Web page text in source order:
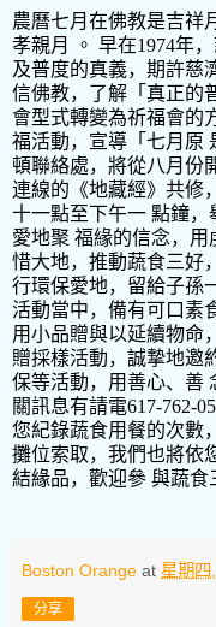
農曆七⽉ 在佛教是吉祥
孝親⽉ 。 早在1974年
及普度的真義，期許慈
信佛教，了解「真正的
會型式轉變為祈福會的
福活動，宣導「七⽉ 原
頓聯絡處，將從⼋⽉ 份
連線的《地藏經》共修
⼗⼀點⾄下午⼀ 點鐘，
愛地聚 福緣的信念， ⽤
惜⼤地，推動蔬⻝三好
⾏環保愛地，留給⼦孫
活動當中，備有可⼝素
⽤⼩品贈與以延續物命
贈採樣活動，誠摯地邀
保等活動， ⽤善⼼、善
關訊息有請電617-762-
您紀錄蔬⻝⽤餐的次數
攤位索取，我們也將依
結緣品，歡迎參 與蔬⻝
Boston Orange at 星期
分享